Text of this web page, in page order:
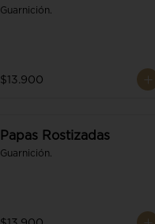
Guarnición.
$13.900
Papas Rostizadas
Guarnición.